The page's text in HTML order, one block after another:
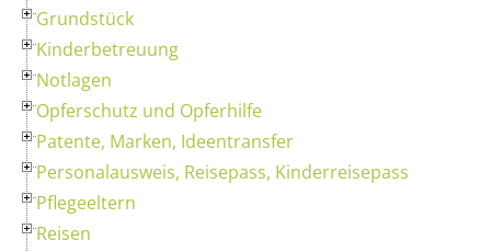
Grundstück
Kinderbetreuung
Notlagen
Opferschutz und Opferhilfe
Patente, Marken, Ideentransfer
Personalausweis, Reisepass, Kinderreisepass
Pflegeeltern
Reisen